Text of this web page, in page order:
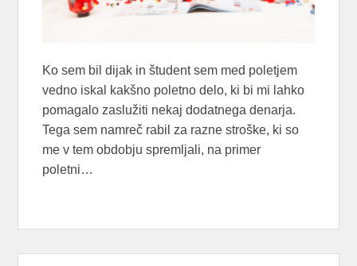
Ko sem bil dijak in študent sem med poletjem
vedno iskal kakšno poletno delo, ki bi mi lahko
pomagalo zaslužiti nekaj dodatnega denarja.
Tega sem namreč rabil za razne stroške, ki so
me v tem obdobju spremljali, na primer
poletni…